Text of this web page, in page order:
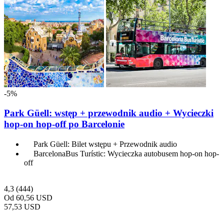
-5%
Park Güell: wstęp + przewodnik audio + Wycieczki
hop-on hop-off po Barcelonie
Park Güell: Bilet wstępu + Przewodnik audio
BarcelonaBus Turístic: Wycieczka autobusem hop-on hop-
off
4,3 (444)
Od 60,56 USD
57,53 USD